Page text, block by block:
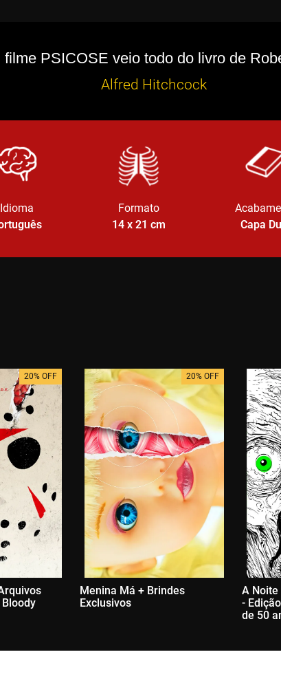
filme PSICOSE veio todo do livro de
Alfred Hitchcock
Idioma
Formato
14 x 21 cm
Capa
20% OFF 20% OFF
Menina Má + Brindes
Exclusivos
A
-
de 50